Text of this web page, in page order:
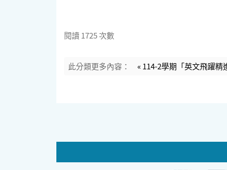
閱讀 1725次數
此分類更多內容： « 114-2學期「英文飛躍精